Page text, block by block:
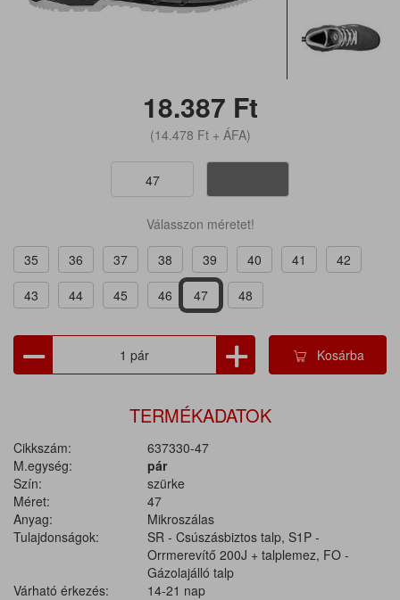
18.387 Ft
(14.478 Ft+ ÁFA)
47
Válasszon méretet!
35
36 37 38 39 40 41
42
43
44 45 46 47 48
Kosárba
TERMÉKADATOK
Cikkszám:
637330-47
M.egység:
pár
Szín:
szürke
Méret:
47
Anyag:
Mikroszálas
Tulajdonságok:
SR - Csúszásbiztos talp, S1P -
Orrmerevítő 200J + talplemez, FO -
Gázolajálló talp
Várható érkezés:
14-21 nap